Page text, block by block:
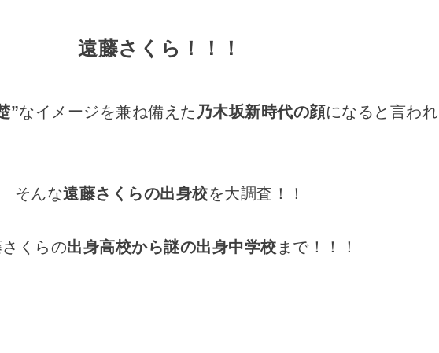
遠藤さくら！！！
”なイメージを兼ね備えた 乃木坂新時代の顔になると言われ
そんな遠藤さくらの出身校を大調査！！
くらの出身高校から謎の出身中学校 まで！！！